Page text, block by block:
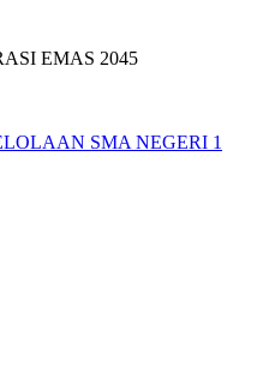
EMAS 2045
SMA NEGERI 1